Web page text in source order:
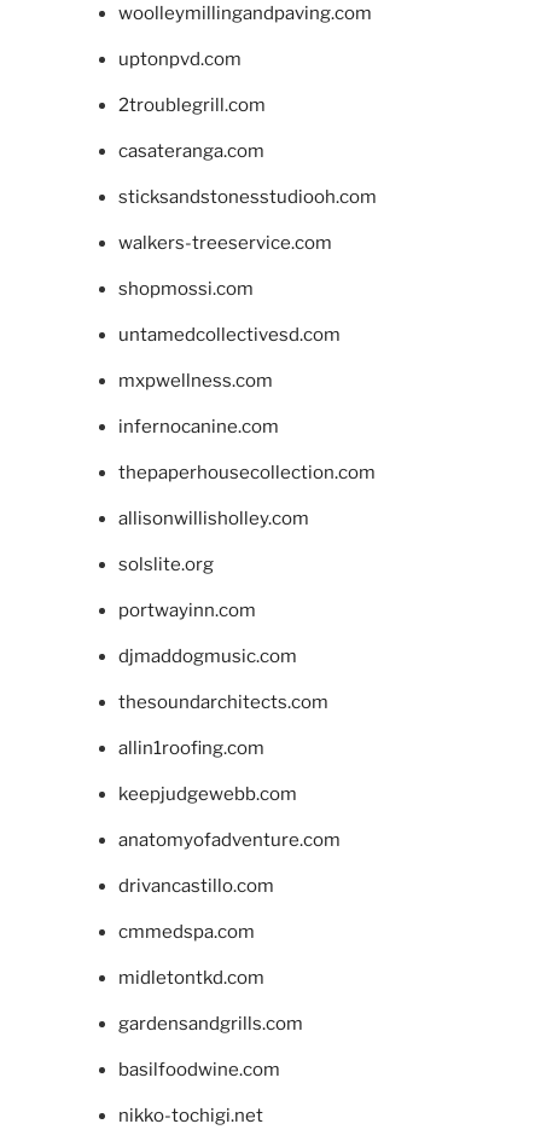
woolleymillingandpaving.com
uptonpvd.com
2troublegrill.com
casateranga.com
sticksandstonesstudiooh.com
walkers-treeservice.com
shopmossi.com
untamedcollectivesd.com
mxpwellness.com
infernocanine.com
thepaperhousecollection.com
allisonwillisholley.com
solslite.org
portwayinn.com
djmaddogmusic.com
thesoundarchitects.com
allin1roofing.com
keepjudgewebb.com
anatomyofadventure.com
drivancastillo.com
cmmedspa.com
midletontkd.com
gardensandgrills.com
basilfoodwine.com
nikko-tochigi.net